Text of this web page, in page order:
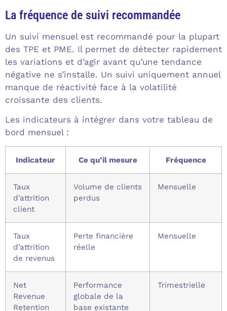
La fréquence de suivi recommandée
Un suivi mensuel est recommandé pour la plupart
des TPE et PME. Il permet de détecter rapidement
les variations et d’agir avant qu’une tendance
négative ne s’installe. Un suivi uniquement annuel
manque de réactivité face à la volatilité
croissante des clients.
Les indicateurs à intégrer dans votre tableau de
bord mensuel :
Indicateur Ce qu’il mesure Fréquence
Taux
d’attrition
client
Volume de clients
perdus
Mensuelle
Taux
d’attrition
de revenus
Perte financière
réelle
Mensuelle
Net
Revenue
Retention
Performance
globale de la
base existante
Trimestrielle